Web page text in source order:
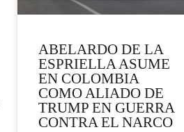
ABELARDO DE LA
ESPRIELLA ASUME
EN COLOMBIA
COMO ALIADO DE
TRUMP EN GUERRA
CONTRA EL NARCO